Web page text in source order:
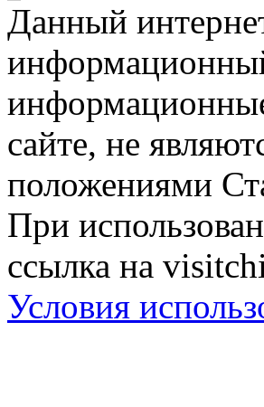
Данный
сайте, не
положениями
При
ссылка на
Условия